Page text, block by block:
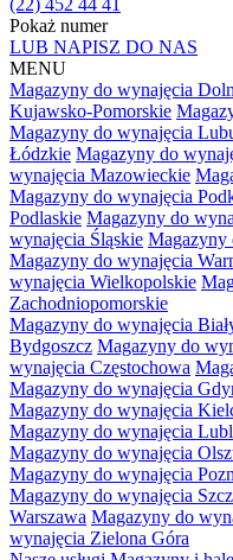
Pokaż numer
LUB NAPISZ DO NAS
MENU
Magazyny do wynajęcia
Kujawsko-Pomorskie
Magazyny do wynajęcia
Łódzkie Magazyny do
wynajęcia Mazowieckie
Magazyny do wynajęcia
Podlaskie Magazyny do
wynajęcia Śląskie Magazyny
Magazyny do wynajęcia
wynajęcia Wielkopolskie
Zachodniopomorskie
Magazyny do wynajęcia
Bydgoszcz Magazyny do
wynajęcia Częstochowa
Magazyny do wynajęcia
Magazyny do wynajęcia
Magazyny do wynajęcia
Magazyny do wynajęcia
Magazyny do wynajęcia
Magazyny do wynajęcia
Warszawa Magazyny do
wynajęcia Zielona Góra